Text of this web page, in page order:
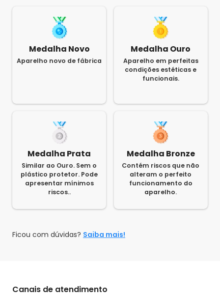
Medalha Novo
Aparelho novo de fábrica
Medalha Ouro
Aparelho em perfeitas
condições estéticas e
funcionais.
Medalha Prata
Similar ao Ouro. Sem o
plástico protetor. Pode
apresentar mínimos
riscos..
Medalha Bronze
Contém riscos que não
alteram o perfeito
funcionamento do
aparelho.
Ficou com dúvidas? Saiba mais!
Canais de atendimento